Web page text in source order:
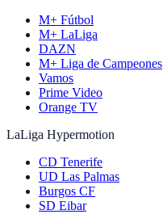
M+ Fútbol
M+ LaLiga
DAZN
M+ Liga de Campeones
Vamos
Prime Video
Orange TV
LaLiga Hypermotion
CD Tenerife
UD Las Palmas
Burgos CF
SD Eibar